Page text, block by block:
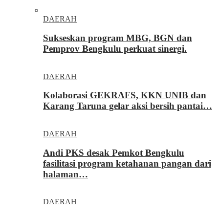
DAERAH
Sukseskan program MBG, BGN dan
Pemprov Bengkulu perkuat sinergi.
DAERAH
Kolaborasi GEKRAFS, KKN UNIB dan
Karang Taruna gelar aksi bersih pantai…
DAERAH
Andi PKS desak Pemkot Bengkulu
fasilitasi program ketahanan pangan dari
halaman…
DAERAH